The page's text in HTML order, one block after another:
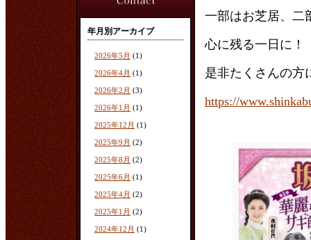
年月別アーカイブ
2026年5月 (1)
2026年4月 (1)
2026年2月 (3)
2026年1月 (1)
2025年12月 (1)
2025年9月 (2)
2025年8月 (2)
2025年6月 (1)
2025年4月 (2)
2025年1月 (2)
2024年12月 (1)
一部はお芝居、二
心に残る一日に！
是非たくさんの方
https://